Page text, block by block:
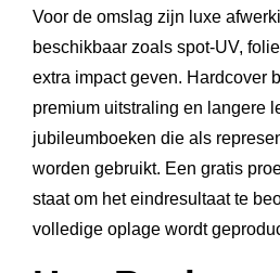
Voor de omslag zijn luxe
beschikbaar zoals spot-UV,
extra impact geven. Hardcover
premium uitstraling en langere
jubileumboeken die als
worden gebruikt. Een gratis
staat om het eindresultaat te
volledige oplage wordt